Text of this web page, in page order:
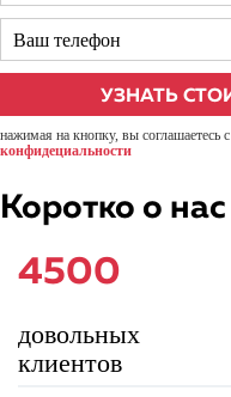
нажимая на кнопку, вы соглашаетесь с
конфидециальности
Коротко о нас
4500
довольных
клиентов